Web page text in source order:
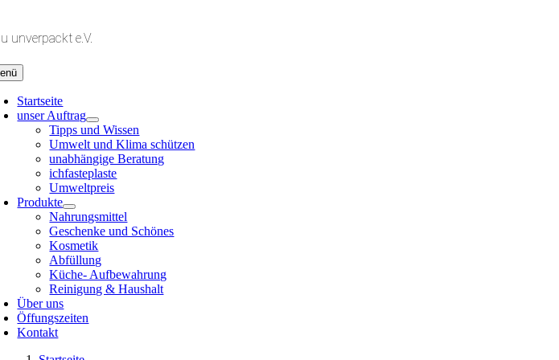
springen
unverpackt e.V.
Startseite
unser Auftrag
Tipps und Wissen
Umwelt und Klima schützen
unabhängige Beratung
ichfasteplaste
Umweltpreis
Produkte
Nahrungsmittel
Geschenke und Schönes
Kosmetik
Abfüllung
Küche- Aufbewahrung
Reinigung & Haushalt
Über uns
Öffungszeiten
Kontakt